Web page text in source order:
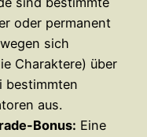
oder permanent
sich
Charaktere) über
bestimmten
aus.
Bonus: Eine